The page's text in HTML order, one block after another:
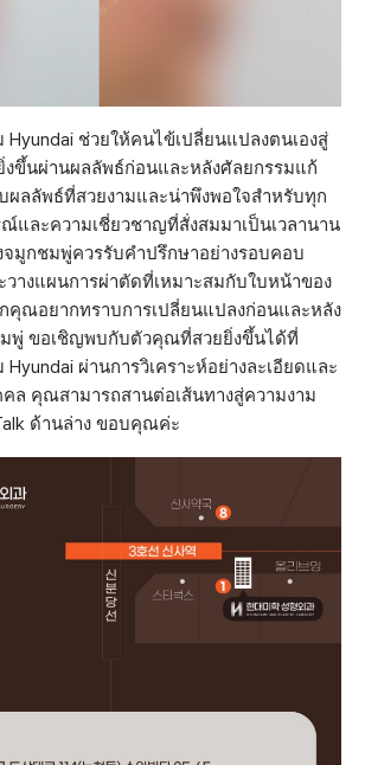
Hyundai ช่วยให้คนไข้เปลี่ยนแปลงตนเองสู่
ขึ้นผ่านผลลัพธ์ก่อนและหลังศัลยกรรมแก้
ลลัพธ์ที่สวยงามและน่าพึงพอใจสำหรับทุก
และความเชี่ยวชาญที่สั่งสมมาเป็นเวลานาน
จมูกชมพู่ควรรับคำปรึกษาอย่างรอบคอบ
างแผนการผ่าตัดที่เหมาะสมกับใบหน้าของ
คุณอยากทราบการเปลี่ยนแปลงก่อนและหลัง
พู่ ขอเชิญพบกับตัวคุณที่สวยยิ่งขึ้นได้ที่
ผ่านการวิเคราะห์อย่างละเอียดและ
ล คุณสามารถสานต่อเส้นทางสู่ความงาม
ด้านล่าง ขอบคุณค่ะ